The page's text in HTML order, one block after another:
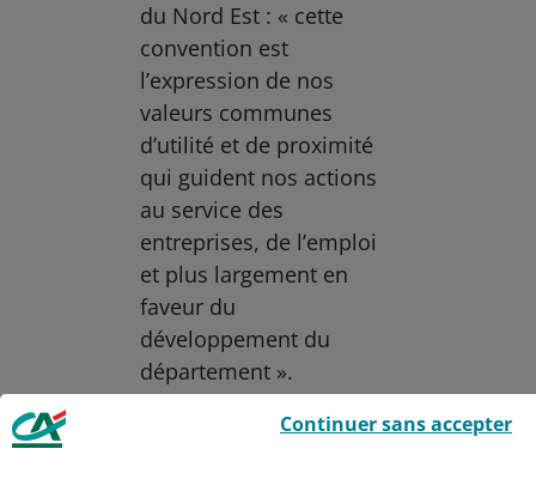
du Nord Est : « cette
convention est
l’expression de nos
valeurs communes
d’utilité et de proximité
qui guident nos actions
au service des
entreprises, de l’emploi
et plus largement en
faveur du
développement du
département ».
indispensables car utilisés à des fins de bon fonctionnement et de
sécurité ; d’autres sont facultatifs. Les
Continuer sans accepter